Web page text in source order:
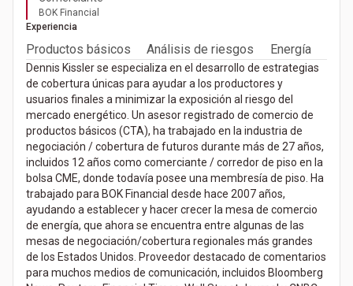
BOK Financial
Experiencia
Productos básicos Análisis de riesgos Energía
Dennis Kissler se especializa en el desarrollo de estrategias
de cobertura únicas para ayudar a los productores y
usuarios finales a minimizar la exposición al riesgo del
mercado energético. Un asesor registrado de comercio de
productos básicos (CTA), ha trabajado en la industria de
negociación / cobertura de futuros durante más de 27 años,
incluidos 12 años como comerciante / corredor de piso en la
bolsa CME, donde todavía posee una membresía de piso. Ha
trabajado para BOK Financial desde hace 2007 años,
ayudando a establecer y hacer crecer la mesa de comercio
de energía, que ahora se encuentra entre algunas de las
mesas de negociación/cobertura regionales más grandes
de los Estados Unidos. Proveedor destacado de comentarios
para muchos medios de comunicación, incluidos Bloomberg